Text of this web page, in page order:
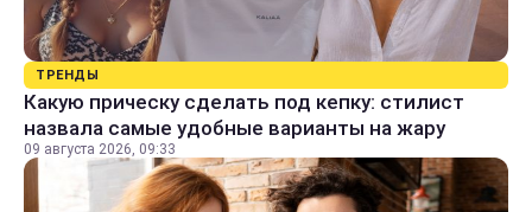
ТРЕНДЫ
Какую прическу сделать под кепку: стилист
назвала самые удобные варианты на жару
09 августа 2026, 09:33